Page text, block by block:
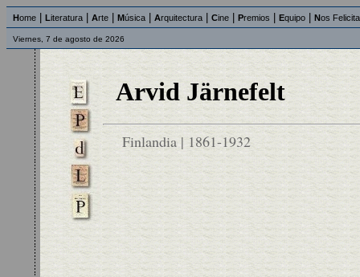
Home Literatura Arte Música Arquitectura Cine Premios Equipo Nos
Viernes, 7 de agosto de 2026
Arvid Järnefelt
Finlandia | 1861-1932